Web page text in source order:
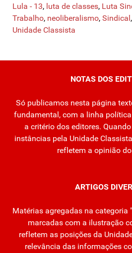
Lula - 13, luta de classes, Luta
Trabalho, neoliberalismo, Sindical ,
Unidade Classista
NOTAS DOS
Só publicamos nesta página
fundamental, com a linha
a critério dos editores.
instâncias pela Unidade
refletem a opinião
ARTIGOS
Matérias agregadas na categoria
marcadas com a ilustração
refletem as posições da
relevância das informações